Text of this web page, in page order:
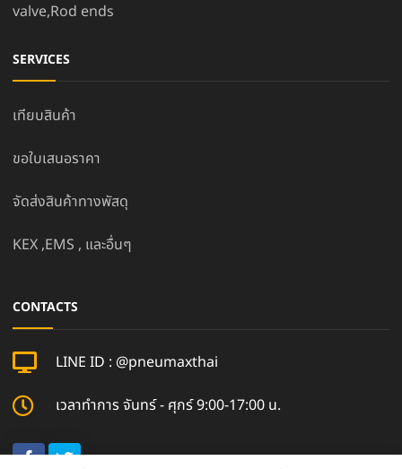
valve,Rod ends
SERVICES
เทียบสินค้า
ขอใบเสนอราคา
จัดส่งสินค้าทางพัสดุ
KEX ,EMS , และอื่นๆ
CONTACTS
LINE ID : @pneumaxthai
เวลาทำการ จันทร์ - ศุกร์ 9:00-17:00 น.